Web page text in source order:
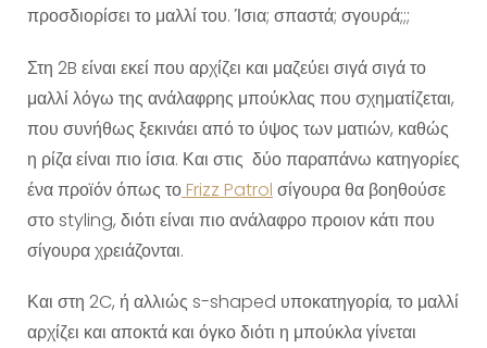
προσδιορίσει το μαλλί του. Ίσια; σπαστά; σγουρά;;;
Στη 2B είναι εκεί που αρχίζει και μαζεύει σιγά σιγά το
μαλλί λόγω της ανάλαφρης μπούκλας που σχηματίζεται,
που συνήθως ξεκινάει από το ύψος των ματιών, καθώς
η ρίζα είναι πιο ίσια. Και στις δύο παραπάνω κατηγορίες
ένα προϊόν όπως τοFrizz Patrol σίγουρα θα βοηθούσε
στο styling, διότι είναι πιο ανάλαφρο προιον κάτι που
σίγουρα χρειάζονται.
Και στη 2C, ή αλλιώς s-shaped υποκατηγορία, το μαλλί
αρχίζει και αποκτά και όγκο διότι η μπούκλα γίνεται